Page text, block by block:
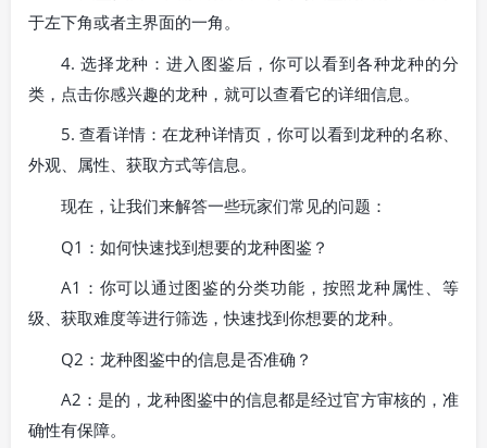
于左下角或者主界面的一角。
4. 选择龙种：进入图鉴后，你可以看到各种龙种的分
类，点击你感兴趣的龙种，就可以查看它的详细信息。
5. 查看详情：在龙种详情页，你可以看到龙种的名称、
外观、属性、获取方式等信息。
现在，让我们来解答一些玩家们常见的问题：
Q1：如何快速找到想要的龙种图鉴？
A1：你可以通过图鉴的分类功能，按照龙种属性、等
级、获取难度等进行筛选，快速找到你想要的龙种。
Q2：龙种图鉴中的信息是否准确？
A2：是的，龙种图鉴中的信息都是经过官方审核的，准
确性有保障。